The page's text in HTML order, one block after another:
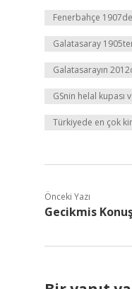
Fenerbahçe
Galatasaray
Galatasarayın
GSnin helal kupası
Türkiyede en çok
Önceki Yazı
Gecikmis